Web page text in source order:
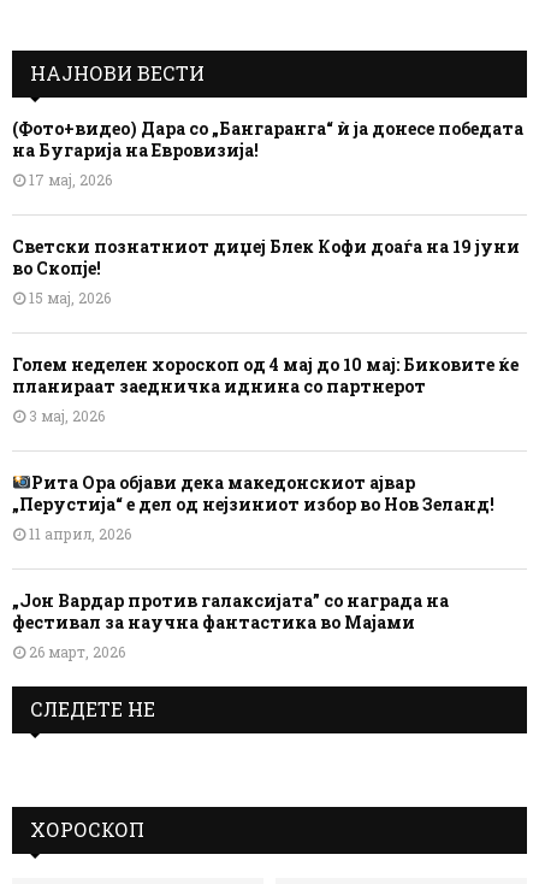
НАЈНОВИ ВЕСТИ
(Фото+видео) Дара со „Бангаранга“ ѝ ја донесе победата
на Бугарија на Евровизија!
17 мај, 2026
Светски познатниот диџеј Блек Кофи доаѓа на 19 јуни
во Скопје!
15 мај, 2026
Голем неделен хороскоп од 4 мај до 10 мај: Биковите ќе
планираат заедничка иднина со партнерот
3 мај, 2026
Рита Ора објави дека македонскиот ајвар
„Перустија“ е дел од нејзиниот избор во Нов Зеланд!
11 април, 2026
„Јон Вардар против галаксијата” со награда на
фестивал за научна фантастика во Мајами
26 март, 2026
СЛЕДЕТЕ НЕ
ХОРОСКОП